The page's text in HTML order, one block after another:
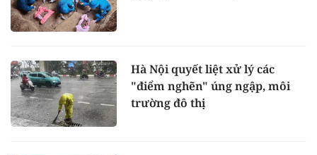
Hà Nội quyết liệt xử lý các
"điểm nghẽn" úng ngập, môi
trường đô thị